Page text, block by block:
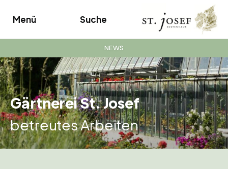
Menü Suche
NEWS
Gärtnerei St. Josef
betreutes Arbeiten